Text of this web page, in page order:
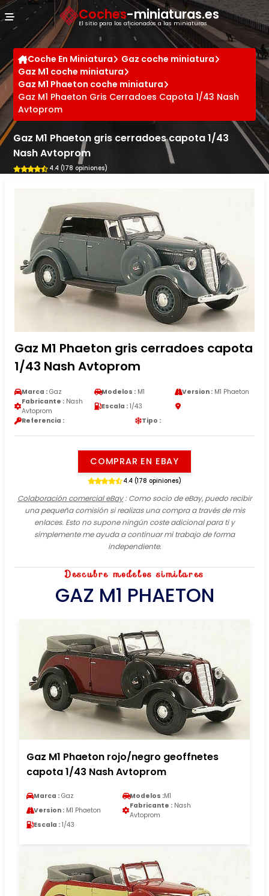
Coches-miniaturas.es
El sitio para los aficionados a las miniaturas
Coche En Miniatura
Gaz coche miniatura
Gaz M1 coche miniatura
Gaz M1 Phaeton coche miniatura
Gaz M1 Phaeton Gris Cerradoes Capota 1/43 Nash
Avtoprom
Gaz M1 Phaeton gris cerradoes capota 1/43
Nash Avtoprom
4.4 (178 opiniones)
Gaz M1 Phaeton gris cerradoes capota
1/43 Nash Avtoprom
Marca : Gaz Modelos : M1 Version :M1 Phaeton
Fabricante : Nash
Avtoprom
Escala : 1/43
Referencia :
Tipo :
COMPRAR EN EBAY
4.4 (178 opiniones)
Colaboración comercial eBay: Como socio de eBay, puedo recibir
una pequeña comisión si realizas una compra a través de mis
enlaces. Esto no supone ningún coste adicional para ti y
simplemente me ayuda a continuar mi trabajo de forma
independiente.
Descubre modelos similares
GAZ M1 PHAETON
Gaz M1 Phaeton rojo/negro geoffnetes
capota 1/43 Nash Avtoprom
Marca : Gaz Modelos :M1
Version : M1 Phaeton
Fabricante : Nash
Avtoprom
Escala : 1/43
Panel de gestión de cookies